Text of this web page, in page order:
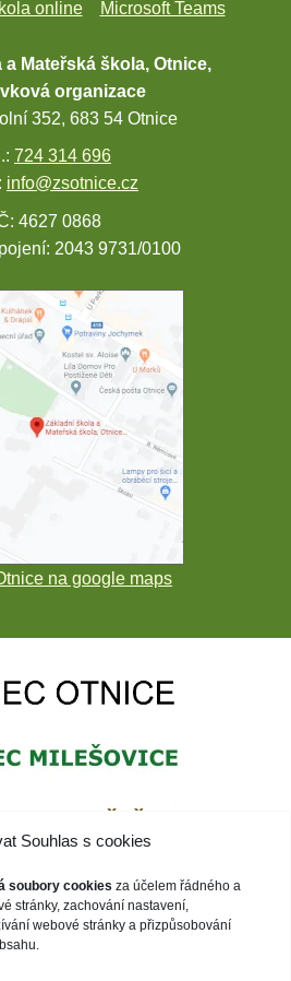
Souhlas s cookies
soubory cookies za účelem řádného a
stránky, zachování nastavení,
webové stránky a přizpůsobování
online Microsoft Teams
Mateřská škola, Otnice,
organizace
352, 683 54 Otnice
724 314 696
info@zsotnice.cz
4627 0868
2043 9731/0100
na google maps